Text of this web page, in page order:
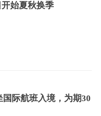
班 3月29日开始夏秋换季
际航班入境，为期30